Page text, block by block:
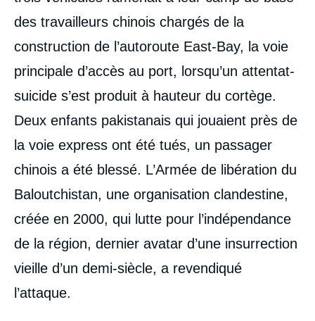
des travailleurs chinois chargés de la
construction de l’autoroute East-Bay, la voie
principale d’accès au port, lorsqu’un attentat-
suicide s’est produit à hauteur du cortège.
Deux enfants pakistanais qui jouaient près de
la voie express ont été tués, un passager
chinois a été blessé. L’Armée de libération du
Baloutchistan, une organisation clandestine,
créée en 2000, qui lutte pour l’indépendance
de la région, dernier avatar d’une insurrection
vieille d’un demi-siècle, a revendiqué
l’attaque.